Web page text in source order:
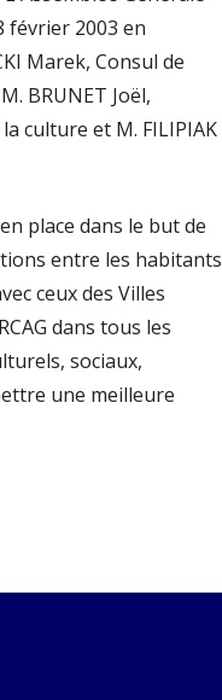
février 2003 en
Marek, Consul de
BRUNET Joël,
culture et M. FILIPIAK
place dans le but de
entre les habitants
ceux des Villes
dans tous les
sociaux,
une meilleure